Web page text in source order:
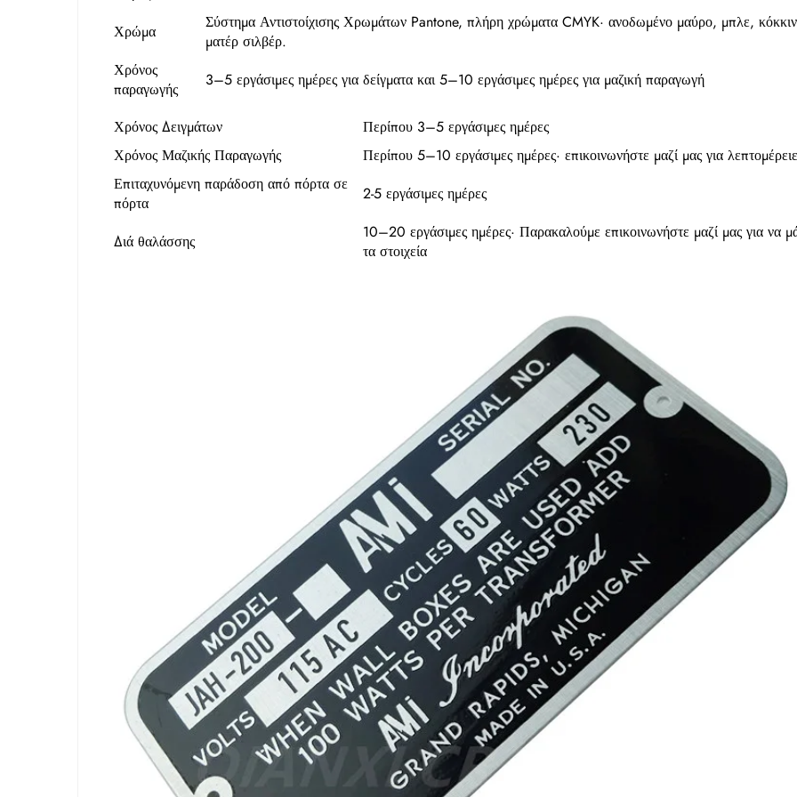
Χρώμα
Σύστημα Αντιστοίχισης Χρωμάτων Pantone, πλήρη χρώματα CMYK· ανοδωμένο μαύρο, μπλε,
ματέρ σιλβέρ.
Χρόνος
παραγωγής
3–5 εργάσιμες ημέρες για δείγματα και 5–10 εργάσιμες ημέρες για μαζική παραγωγή
Χρόνος Δειγμάτων
Περίπου 3–5 εργάσιμες ημέρες
Χρόνος Μαζικής Παραγωγής
Περίπου 5–10 εργάσιμες ημέρες· επικοινωνήστε μαζί μας για
Επιταχυνόμενη παράδοση από πόρτα σε
πόρτα
2-5 εργάσιμες ημέρες
Διά θαλάσσης
10–20 εργάσιμες ημέρες· Παρακαλούμε επικοινωνήστε μαζί μας για να
τα στοιχεία